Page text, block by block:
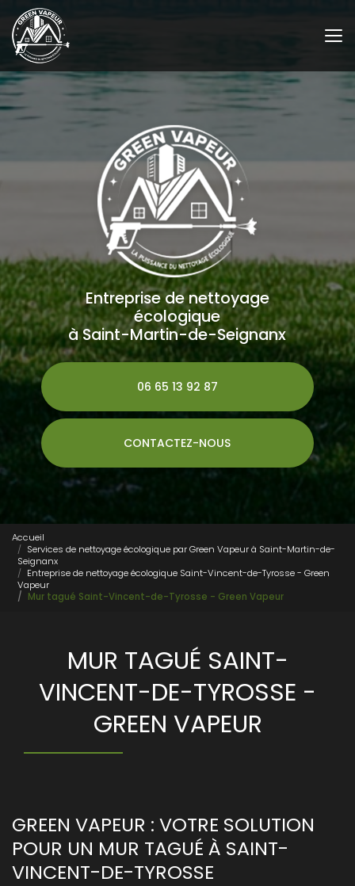
au
contenu
principal
Entreprise de nettoyage
écologique
à Saint-Martin-de-Seignanx
06 65 13 92 87
CONTACTEZ-NOUS
Accueil
Services de nettoyage écologique par Green Vapeur à Saint-Martin-de-
Seignanx
Entreprise de nettoyage écologique Saint-Vincent-de-Tyrosse - Green
Vapeur
Mur tagué Saint-Vincent-de-Tyrosse - Green Vapeur
MUR TAGUÉ SAINT-
VINCENT-DE-TYROSSE -
GREEN VAPEUR
GREEN VAPEUR : VOTRE SOLUTION
POUR UN MUR TAGUÉ À SAINT-
VINCENT-DE-TYROSSE